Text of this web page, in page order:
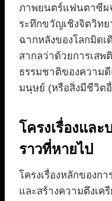
ภาพยนตร์แฟนตาซี
ระทึกขวัญเชิงจิตวิทย
ฉากหลังของโลกมิดเ
สากลว่าด้วยการเส
ธรรมชาติของความ
มนุษย์ (หรือสิ่งมีชีวิต
โครงเรื่องและ
ราวที่หายไป
โครงเรื่องหลักของก
และสร้างความตึงเค